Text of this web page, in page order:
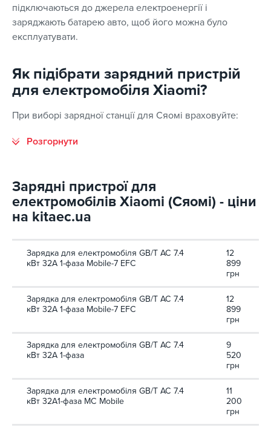
підключаються до джерела електроенергії і
заряджають батарею авто, щоб його можна було
експлуатувати.
Як підібрати зарядний пристрій
для електромобіля Xiaomi?
При виборі зарядної станції для Сяомі враховуйте:
Зарядні пристрої для
електромобілів Xiaomi (Сяомі) - ціни
на kitaec.ua
Зарядка для електромобіля GB/T AC 7.4
кВт 32А 1-фаза Mobile-7 EFС
12
899
грн
Зарядка для електромобіля GB/T AC 7.4
кВт 32А 1-фаза Mobile-7 EFС
12
899
грн
Зарядка для електромобіля GB/T AC 7.4
кВт 32А 1-фаза
9
520
грн
Зарядка для електромобіля GB/T AC 7.4
кВт 32A1-фаза MC Mobile
11
200
грн